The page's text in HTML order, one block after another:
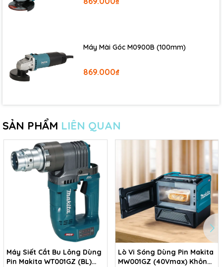
Máy Mài Góc M0900B (100mm)
869.000₫
SẢN PHẨM LIÊN QUAN
Máy Siết Cắt Bu Lông Dùng
Pin Makita WT001GZ (BL)
Lò Vi Sóng Dùng Pin Makita
MW001GZ (40Vmax) Không